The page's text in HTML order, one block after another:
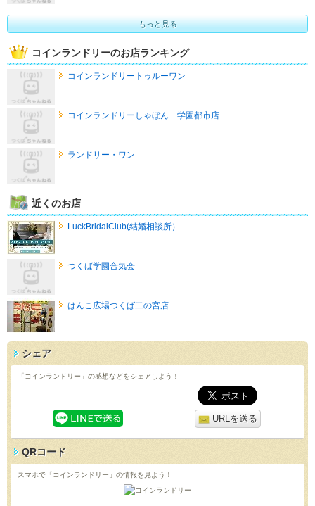
もっと見る
コインランドリーのお店ランキング
コインランドリートゥルーワン
コインランドリーしゃぼん 学園都市店
ランドリー・ワン
近くのお店
LuckBridalClub(結婚相談所）
つくば学園合気会
はんこ広場つくば二の宮店
シェア
「コインランドリー」の感想などをシェアしよう！
URLを送る
QRコード
スマホで「コインランドリー」の情報を見よう！